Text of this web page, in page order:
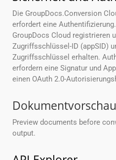
Die GroupDocs.Conversion
erfordert eine
GroupDocs Cloud registrieren
Zugriffsschlüssel-ID (appSID)
Zugriffsschlüssel erhalten.
erfordern eine Signatur und
einen OAuth 2.0-
Dokumentvorschau
Preview documents before
output.